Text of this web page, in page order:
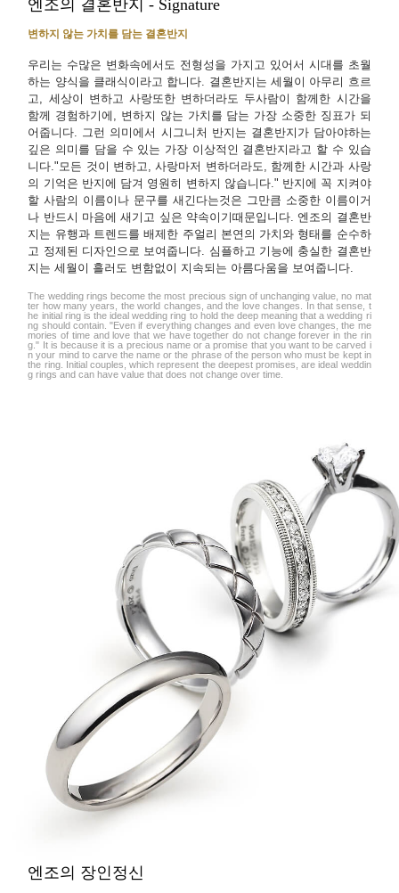
엔조의 결혼반지 - Signature
변하지 않는 가치를 담는 결혼반지
우리는 수많은 변화속에서도 전형성을 가지고 있어서 시대를 초월
하는 양식을 클래식이라고 합니다. 결혼반지는 세월이 아무리 흐르
고, 세상이 변하고 사랑또한 변하더라도 두사람이 함께한 시간을
함께 경험하기에, 변하지 않는 가치를 담는 가장 소중한 징표가 되
어줍니다. 그런 의미에서 시그니처 반지는 결혼반지가 담아야하는
깊은 의미를 담을 수 있는 가장 이상적인 결혼반지라고 할 수 있습
니다."모든 것이 변하고, 사랑마저 변하더라도, 함께한 시간과 사랑
의 기억은 반지에 담겨 영원히 변하지 않습니다." 반지에 꼭 지켜야
할 사람의 이름이나 문구를 새긴다는것은 그만큼 소중한 이름이거
나 반드시 마음에 새기고 싶은 약속이기때문입니다. 엔조의 결혼반
지는 유행과 트렌드를 배제한 주얼리 본연의 가치와 형태를 순수하
고 정제된 디자인으로 보여줍니다. 심플하고 기능에 충실한 결혼반
지는 세월이 흘러도 변함없이 지속되는 아름다움을 보여줍니다.
The wedding rings become the most precious sign of unchanging value, no mat
ter how many years, the world changes, and the love changes. In that sense, t
he initial ring is the ideal wedding ring to hold the deep meaning that a wedding ri
ng should contain. "Even if everything changes and even love changes, the me
mories of time and love that we have together do not change forever in the rin
g." It is because it is a precious name or a promise that you want to be carved i
n your mind to carve the name or the phrase of the person who must be kept in
the ring. Initial couples, which represent the deepest promises, are ideal weddin
g rings and can have value that does not change over time.
엔조의 장인정신